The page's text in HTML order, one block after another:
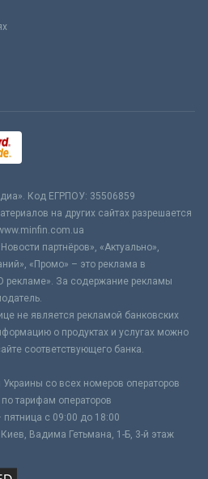
Код ЕГРПОУ: 35506859
на других сайтах разрешается
партнёров», «Актуально»,
«Промо» – это реклама в
рекламе». За содержание рекламы
не является рекламой банковских
о продуктах и услугах можно
соответствующего банка.
Украины со всех номеров операторов
тарифам операторов
с 09:00 до 18:00
Вадима Гетьмана, 1-Б, 3-й этаж